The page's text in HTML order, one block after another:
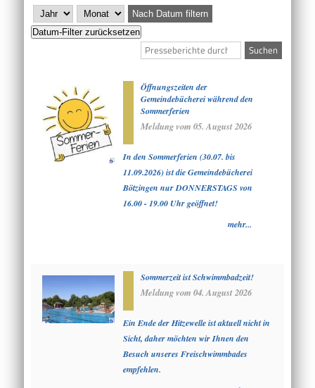
Nach Datum filtern
Datum-Filter zurücksetzen
Öffnungszeiten der
Gemeindebücherei während den
Sommerferien
Meldung vom 05. August 2026
In den Sommerferien (30.07. bis
11.09.2026) ist die Gemeindebücherei
Bötzingen nur DONNERSTAGS von
16.00 - 19.00 Uhr geöffnet!
mehr...
Sommerzeit ist Schwimmbadzeit!
Meldung vom 04. August 2026
Ein Ende der Hitzewelle ist aktuell nicht in
Sicht, daher möchten wir Ihnen den
Besuch unseres Freischwimmbades
empfehlen.